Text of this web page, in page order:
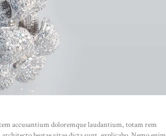
accusantium doloremque laudantium, totam rem